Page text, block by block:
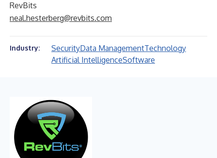
RevBits
neal.hesterberg@revbits.com
Industry: SecurityData ManagementTechnology
Artificial IntelligenceSoftware